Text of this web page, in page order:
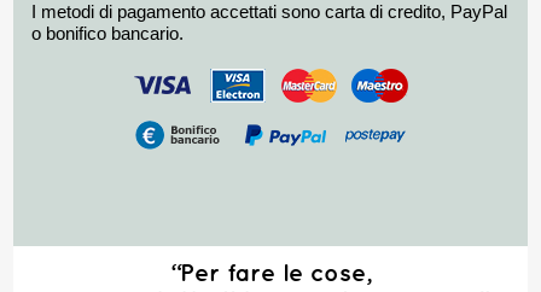
I metodi di pagamento accettati sono carta di credito, PayPal
o bonifico bancario.
“Per fare le cose,